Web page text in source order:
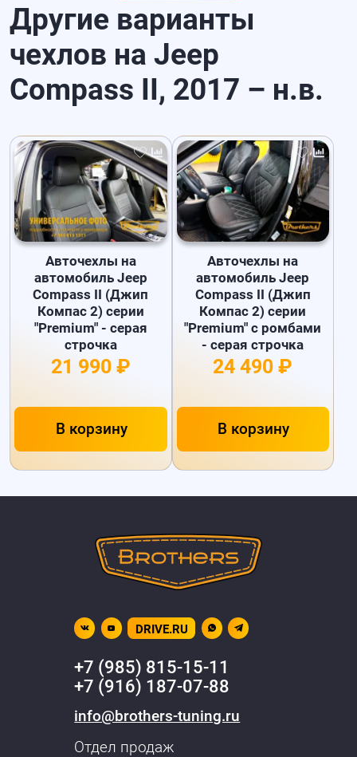
Другие варианты
чехлов на Jeep
Compass II, 2017 – н.в.
Авточехлы на
автомобиль Jeep
Compass II (Джип
Компас 2) серии
"Premium" - серая
строчка
21 990 ₽
В корзину
Авточехлы на
автомобиль Jeep
Compass II (Джип
Компас 2) серии
"Premium" с ромбами
- серая строчка
24 490 ₽
В корзину
DRIVE.RU
+7 (985) 815-15-11
+7 (916) 187-07-88
info@brothers-tuning.ru
Отдел продаж